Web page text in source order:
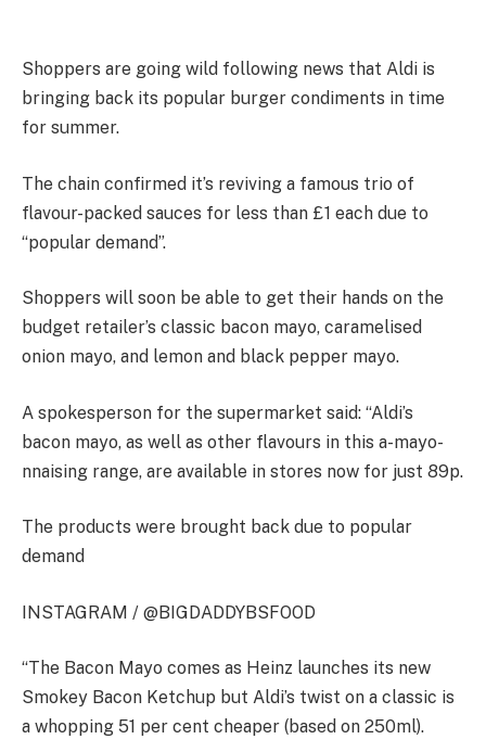
Shoppers are going wild following news that Aldi is
bringing back its popular burger condiments in time
for summer.
The chain confirmed it’s reviving a famous trio of
flavour-packed sauces for less than £1 each due to
“popular demand”.
Shoppers will soon be able to get their hands on the
budget retailer’s classic bacon mayo, caramelised
onion mayo, and lemon and black pepper mayo.
A spokesperson for the supermarket said: “Aldi’s
bacon mayo, as well as other flavours in this a-mayo-
nnaising range, are available in stores now for just 89p.
The products were brought back due to popular
demand
INSTAGRAM / @BIGDADDYBSFOOD
“The Bacon Mayo comes as Heinz launches its new
Smokey Bacon Ketchup but Aldi’s twist on a classic is
a whopping 51 per cent cheaper (based on 250ml).